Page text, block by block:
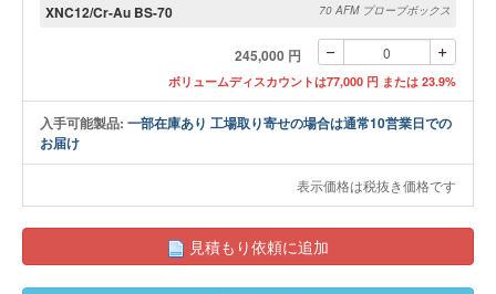
XNC12/Cr-Au BS-70 70 AFM プローブボックス
245,000 円
ボリュームディスカウントは77,000 円 または 23.9%
入手可能製品: 一部在庫あり 工場取り寄せの場合は通常10営業日での
お届け
表示価格は税抜き価格です
見積もり依頼に追加